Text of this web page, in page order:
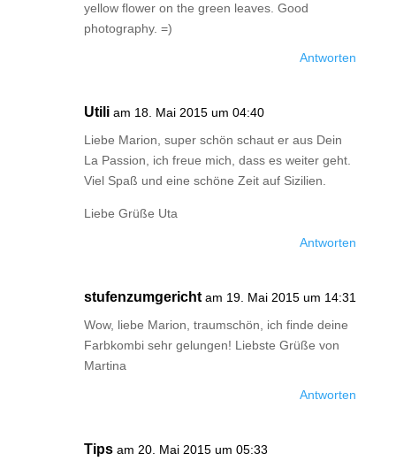
yellow flower on the green leaves. Good
photography. =)
Antworten
Utili am 18. Mai 2015 um 04:40
Liebe Marion, super schön schaut er aus Dein
La Passion, ich freue mich, dass es weiter geht.
Viel Spaß und eine schöne Zeit auf Sizilien.
Liebe Grüße Uta
Antworten
stufenzumgericht am 19. Mai 2015 um 14:31
Wow, liebe Marion, traumschön, ich finde deine
Farbkombi sehr gelungen! Liebste Grüße von
Martina
Antworten
Tips am 20. Mai 2015 um 05:33